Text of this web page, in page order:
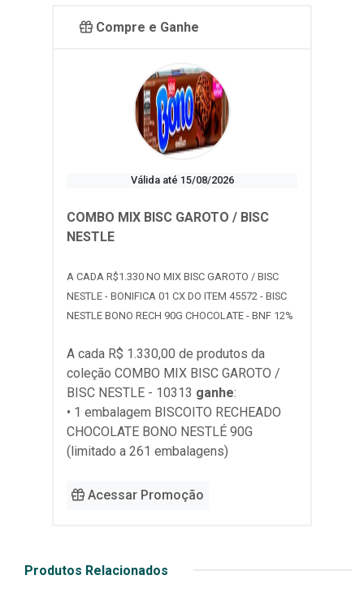
Compre e Ganhe
Válida até 15/08/2026
COMBO MIX BISC GAROTO / BISC
NESTLE
A CADA R$1.330 NO MIX BISC GAROTO / BISC
NESTLE - BONIFICA 01 CX DO ITEM 45572 - BISC
NESTLE BONO RECH 90G CHOCOLATE - BNF 12%
A cada R$ 1.330,00 de produtos da
coleção COMBO MIX BISC GAROTO /
BISC NESTLE - 10313 ganhe:
• 1 embalagem BISCOITO RECHEADO
CHOCOLATE BONO NESTLÉ 90G
(limitado a 261 embalagens)
Acessar Promoção
Produtos Relacionados